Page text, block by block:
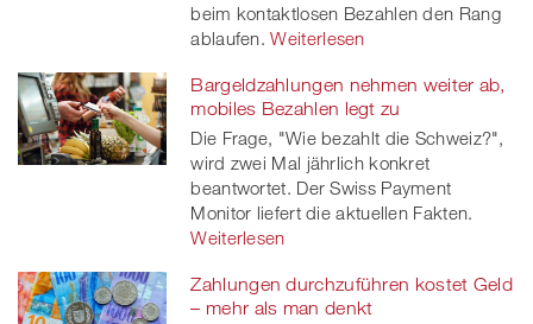
beim kontaktlosen Bezahlen den Rang
ablaufen. Weiterlesen
Bargeldzahlungen nehmen weiter ab,
mobiles Bezahlen legt zu
Die Frage, "Wie bezahlt die Schweiz?",
wird zwei Mal jährlich konkret
beantwortet. Der Swiss Payment
Monitor liefert die aktuellen Fakten.
Weiterlesen
Zahlungen durchzuführen kostet Geld
– mehr als man denkt